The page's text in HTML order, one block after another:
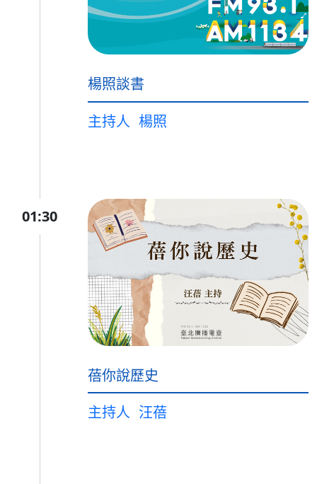
楊照談書
主持人 楊照
01:30
蓓你說歷史
主持人 汪蓓